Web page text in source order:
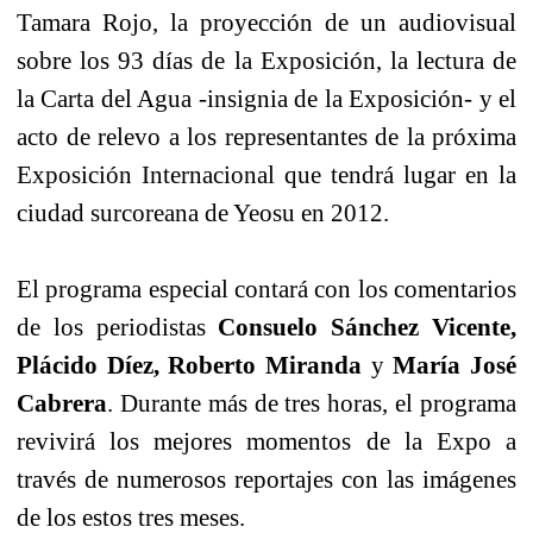
Tamara Rojo, la proyección de un audiovisual
sobre los 93 días de la Exposición, la lectura de
la Carta del Agua -insignia de la Exposición- y el
acto de relevo a los representantes de la próxima
Exposición Internacional que tendrá lugar en la
ciudad surcoreana de Yeosu en 2012.
El programa especial contará con los comentarios
de los periodistas Consuelo Sánchez Vicente,
Plácido Díez, Roberto Miranda yMaría José
Cabrera. Durante más de tres horas, el programa
revivirá los mejores momentos de la Expo a
través de numerosos reportajes con las imágenes
de los estos tres meses.